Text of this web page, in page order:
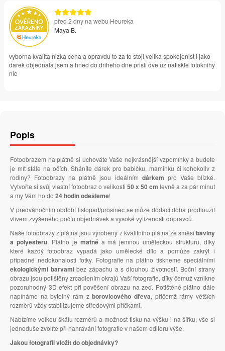
před 2 dny na webu Heureka
Maya B.
vyborna kvalita nizka cena a opravdu to za to stoji velika spokojenist i jako
darek objednala jsem a hned do driheho dne prisli dve uz natiskle fotoknihy
nic
Popis
Fotoobrazem na plátně si uchováte Vaše nejkrásnější vzpomínky a budete
je mít stále na očích. Sháníte dárek pro babičku, maminku či kohokoliv z
rodiny? Fotoobrazy na plátně jsou ideálním dárkem pro Vaše blízké.
Vytvořte si svůj vlastní fotoobraz o velikosti 50 x 50 cm levně a za pár minut
a my Vám ho do 24 hodin odešleme!
V předvánočním období listopad/prosinec se může dodací doba prodloužit
vlivem zvýšeného počtu objednávek a vysoké vytíženosti dopravců.
Naše fotoobrazy z plátna jsou vyrobeny z kvalitního plátna ze směsi bavlny
a polyesteru. Plátno je matnéa má jemnou uměleckou strukturu, díky
které každý fotoobraz vypadá jako umělecké dílo a pomůže zakrýt i
případné nedokonalosti fotky. Fotografie na plátno tiskneme speciálními
ekologickými barvamibez zápachu a s dlouhou životností. Boční strany
obrazu jsou potištěny zrcadlením okrajů Vaší fotografie, díky čemuž vznikne
pozoruhodný 3D efekt při pověšení obrazu na zeď. Potištěné plátno dále
napínáme na bytelný rám zborovicového dřeva, přičemž rámy větších
rozměrů vždy stabilizujeme středovými příčkami.
Nabízíme velkou škálu rozměrů a možnost tisku na výšku i na šířku, vše si
jednoduše zvolíte při nahrávání fotografie v našem editoru výše.
Jakou fotografii vložit do objednávky?